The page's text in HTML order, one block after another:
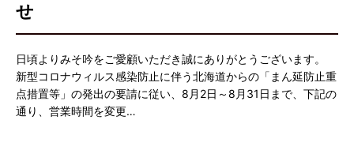
せ
日頃よりみそ吟をご愛顧いただき誠にありがとうございます。
新型コロナウィルス感染防止に伴う北海道からの「まん延防止重
点措置等」の発出の要請に従い、8月2日～8月31日まで、下記の
通り、営業時間を変更…